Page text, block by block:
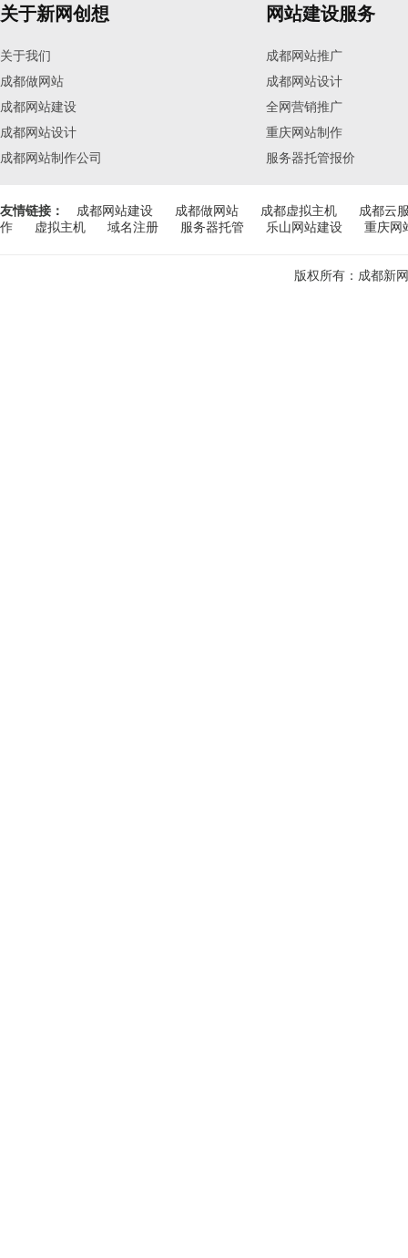
关于新网创想
关于我们
成都做网站
成都网站建设
成都网站设计
成都网站制作公司
网站建设服务
成都网站推广
成都网站设计
全网营销推广
重庆网站制作
服务器托管报价
友情链接： 成都网站建设 成都做网站 成都虚拟主机
成都云
作
虚拟主机 域名注册 服务器托管 乐山网站建设 重庆网
版权所有：成都新